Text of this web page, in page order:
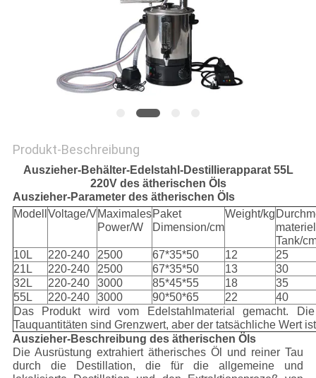
Produkt-Beschreibung
Auszieher-Behälter-Edelstahl-Destillierapparat 55L
220V des ätherischen Öls
Auszieher-Parameter des ätherischen Öls
Modell Voltage/V Maximales
Power/W
Paket
Dimension/cm
Weight/kg
Tank/
10L
220-240 2500 67*35*50 12
25
21L
220-240 2500 67*35*50 13
30
32L
220-240 3000 85*45*55 18
35
55L
220-240 3000 90*50*65 22
40
Das Produkt wird vom Edelstahlmaterial gemacht.
Tauquantitäten sind Grenzwert, aber der tatsächliche Wert
Auszieher-Beschreibung des ätherischen Öls
Die Ausrüstung extrahiert ätherisches Öl und reiner Tau
durch die Destillation, die für die allgemeine und